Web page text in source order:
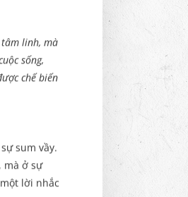
linh, mà
sống,
chế biến
sum vầy.
mà ở sự
lời nhắc